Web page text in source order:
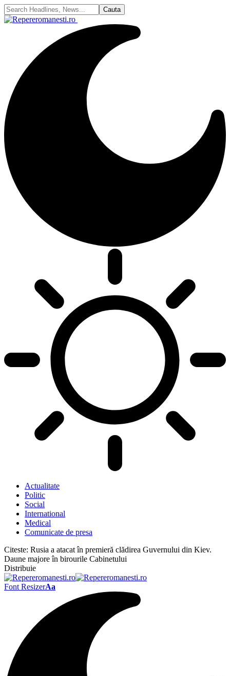
Actualitate
Politic
Social
International
Medical
Comunicate de presa
Citeste: Rusia a atacat în premieră clădirea Guvernului din Kiev.
Daune majore în birourile Cabinetului
Distribuie
Font ResizerAa